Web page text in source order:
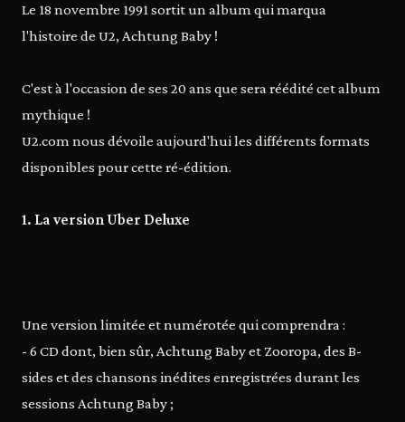
Le 18 novembre 1991 sortit un album qui marqua
l'histoire de U2, Achtung Baby !
C'est à l'occasion de ses 20 ans que sera réédité cet album
mythique !
U2.com nous dévoile aujourd'hui les différents formats
disponibles pour cette ré-édition.
1. La version Uber Deluxe
Une version limitée et numérotée qui comprendra :
- 6 CD dont, bien sûr, Achtung Baby et Zooropa, des B-
sides et des chansons inédites enregistrées durant les
sessions Achtung Baby ;